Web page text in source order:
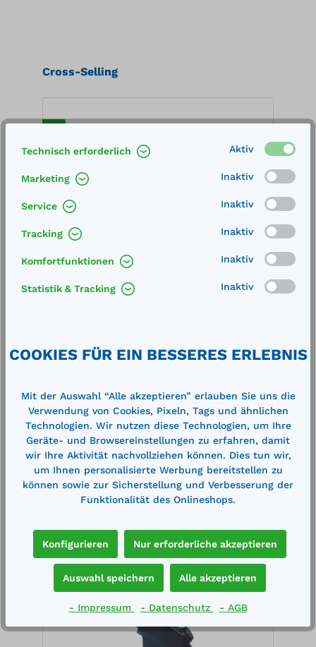
Produktgalerie überspringen
Cross-Selling
70/35 l/min)
Pumpengehäuse aus Stahlguss DC-
Überdruck-Bypass-Ventil beidseitig 1"
InnengewindeAnschlusskabel (#711158)
nicht im Lieferumfang enthalten, siehe
Zubehör
Merken
In den Warenkorb
%
Zubehör
%
Technisch erforderlich Aktiv
Marketing Inaktiv
Service Inaktiv
Tracking Inaktiv
Komfortfunktionen Inaktiv
Statistik & Tracking Inaktiv
COOKIES FÜR EIN BESSERES ERLEBNIS
Mit der Auswahl “Alle akzeptieren” erlauben Sie uns die
Verwendung von Cookies, Pixeln, Tags und ähnlichen
Technologien. Wir nutzen diese Technologien, um Ihre
Geräte- und Browsereinstellungen zu erfahren, damit
wir Ihre Aktivität nachvollziehen können. Dies tun wir,
um Ihnen personalisierte Werbung bereitstellen zu
können sowie zur Sicherstellung und Verbesserung der
Funktionalität des Onlineshops.
Konfigurieren Nur erforderliche akzeptieren
Auswahl speichern Alle akzeptieren
- Impressum - Datenschutz - AGB